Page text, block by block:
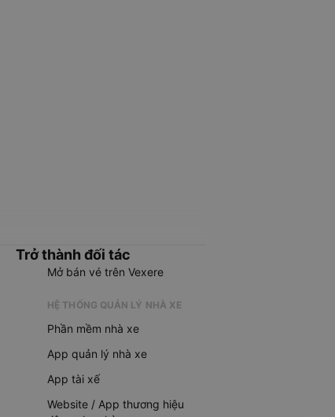
Trở thành đối tác
Mở bán vé trên Vexere
HỆ THỐNG QUẢN LÝ NHÀ XE
Phần mềm nhà xe
App quản lý nhà xe
App tài xế
Website / App thương hiệu